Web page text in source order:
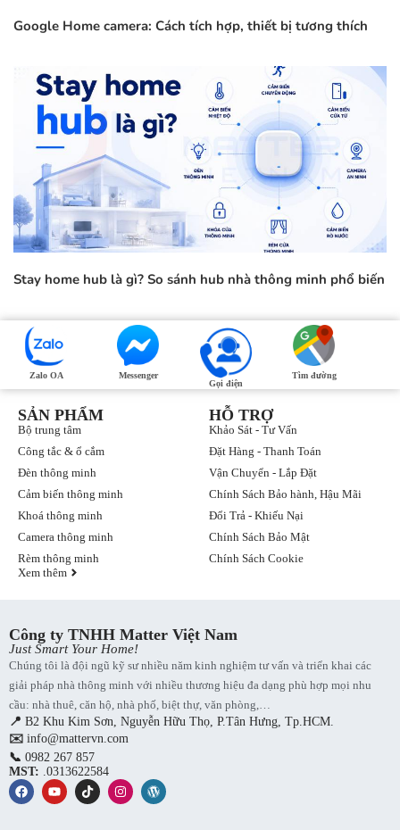
Google Home camera: Cách tích hợp, thiết bị tương thích
Stay home hub là gì? So sánh hub nhà thông minh phổ biến
Zalo OA
Messenger
Gọi điện
Tìm đường
HỖ TRỢ
Khảo Sát - Tư Vấn
Đặt Hàng - Thanh Toán
Vận Chuyển - Lắp Đặt
Chính Sách Bảo hành, Hậu Mãi
Đổi Trả - Khiếu Nại
Chính Sách Bảo Mật
Chính Sách Cookie
SẢN PHẨM
Bộ trung tâm
Công tắc & ổ cắm
Đèn thông minh
Cảm biến thông minh
Khoá thông minh
Camera thông minh
Rèm thông minh
Xem thêm
Công ty TNHH Matter Việt Nam
Just Smart Your Home!
Chúng tôi là đội ngũ kỹ sư nhiều năm kinh nghiệm tư vấn và triển khai các
giải pháp nhà thông minh với nhiều thương hiệu đa dạng phù hợp mọi nhu
cầu: nhà thuê, căn hộ, nhà phố, biệt thự, văn phòng,…
📍 B2 Khu Kim Sơn, Nguyễn Hữu Thọ, P.Tân Hưng, Tp.HCM.
✉️ info@mattervn.com
📞 0982 267 857
MST: .0313622584